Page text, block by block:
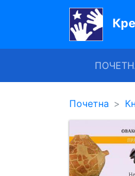
Почетна
УџбенициПочетна